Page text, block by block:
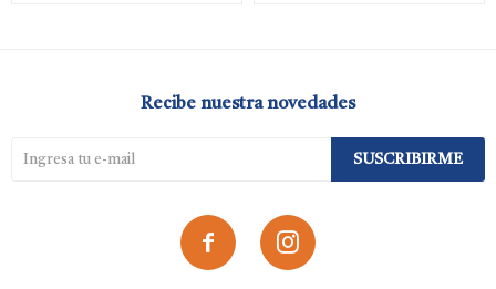
Recibe nuestra novedades
SUSCRIBIRME
 